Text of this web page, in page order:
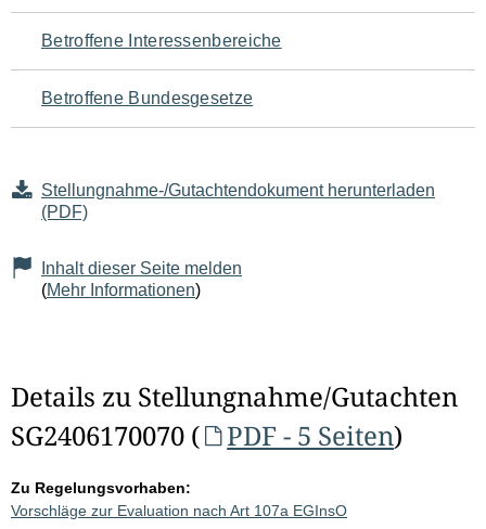
für
den
Seiteninhalt
Betroffene Interessenbereiche
Betroffene Bundesgesetze
Stellungnahme-/Gutachtendokument herunterladen
(PDF)
Inhalt dieser Seite melden
(Mehr Informationen)
Details zu Stellungnahme/Gutachten
SG2406170070 (
PDF - 5 Seiten)
Zu Regelungsvorhaben:
Vorschläge zur Evaluation nach Art 107a EGInsO